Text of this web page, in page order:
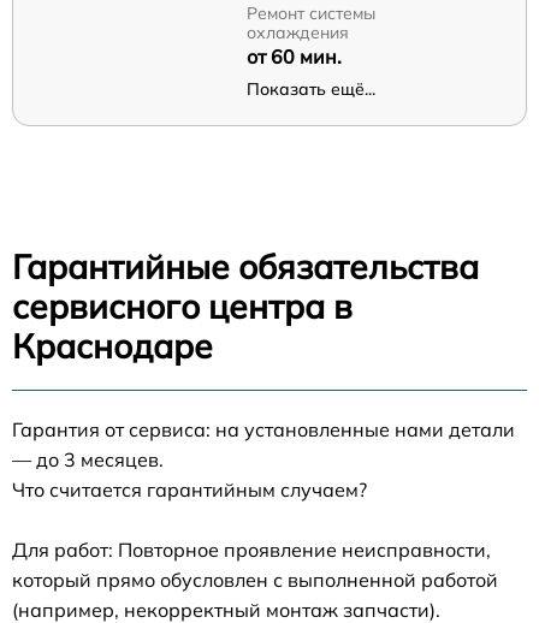
Ремонт системы
охлаждения
от 60 мин.
Показать ещё...
Гарантийные обязательства
сервисного центра в
Краснодаре
Гарантия от сервиса: на установленные нами детали
— до 3 месяцев.
Что считается гарантийным случаем?
Для работ: Повторное проявление неисправности,
который прямо обусловлен с выполненной работой
(например, некорректный монтаж запчасти).